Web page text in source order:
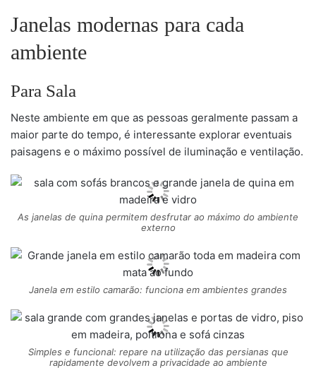
Janelas modernas para cada
ambiente
Para Sala
Neste ambiente em que as pessoas geralmente passam a
maior parte do tempo, é interessante explorar eventuais
paisagens e o máximo possível de iluminação e ventilação.
As janelas de quina permitem desfrutar ao máximo do ambiente
externo
Janela em estilo camarão: funciona em ambientes grandes
Simples e funcional: repare na utilização das persianas que
rapidamente devolvem a privacidade ao ambiente